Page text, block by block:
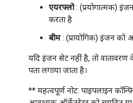
एयरफ्लो: (प्रयोगात्मक)
करता है
बीम: (प्रायोगिक) इंजन को
यदि इंजन सेट नहीं है, तो
पता लगाया जाता है।
** महत्वपूर्ण नोट: पाइपलाइन